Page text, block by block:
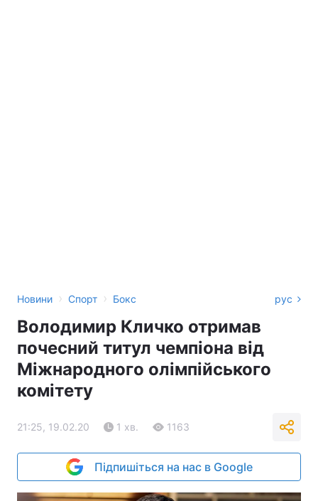
Новини › Спорт › Бокс рус
Володимир Кличко отримав
почесний титул чемпіона від
Міжнародного олімпійського
комітету
21:25, 19.02.20 1 хв. 1163
Підпишіться на нас в Google